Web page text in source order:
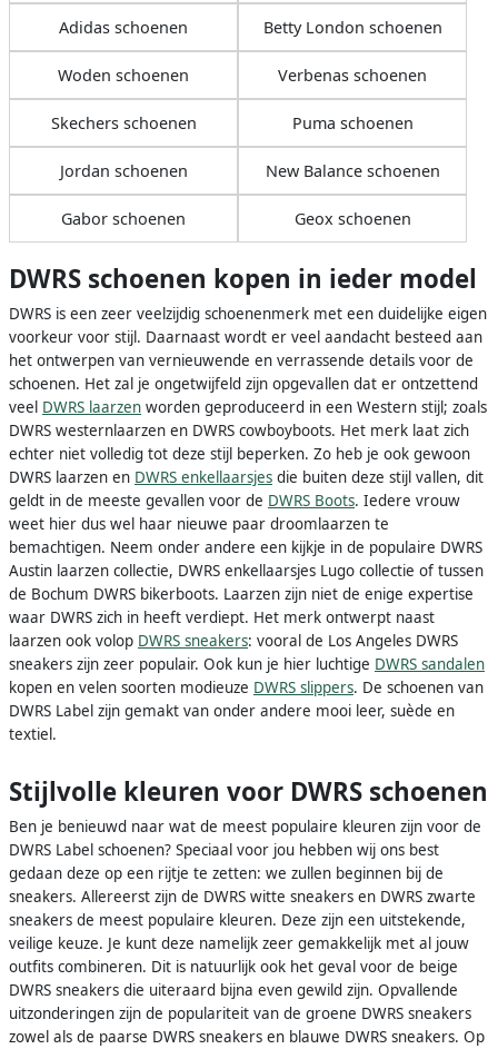
Adidas schoenen Betty London schoenen
Woden schoenen Verbenas schoenen
Skechers schoenen Puma schoenen
Jordan schoenen New Balance schoenen
Gabor schoenen Geox schoenen
DWRS schoenen kopen in ieder model
DWRS is een zeer veelzijdig schoenenmerk met een duidelijke eigen
voorkeur voor stijl. Daarnaast wordt er veel aandacht besteed aan
het ontwerpen van vernieuwende en verrassende details voor de
schoenen. Het zal je ongetwijfeld zijn opgevallen dat er ontzettend
veel DWRS laarzen worden geproduceerd in een Western stijl; zoals
DWRS westernlaarzen en DWRS cowboyboots. Het merk laat zich
echter niet volledig tot deze stijl beperken. Zo heb je ook gewoon
DWRS laarzen en DWRS enkellaarsjes die buiten deze stijl vallen, dit
geldt in de meeste gevallen voor de DWRS Boots. Iedere vrouw
weet hier dus wel haar nieuwe paar droomlaarzen te
bemachtigen. Neem onder andere een kijkje in de populaire DWRS
Austin laarzen collectie, DWRS enkellaarsjes Lugo collectie of tussen
de Bochum DWRS bikerboots. Laarzen zijn niet de enige expertise
waar DWRS zich in heeft verdiept. Het merk ontwerpt naast
laarzen ook volop DWRS sneakers: vooral de Los Angeles DWRS
sneakers zijn zeer populair. Ook kun je hier luchtige DWRS sandalen
kopen en velen soorten modieuze DWRS slippers. De schoenen van
DWRS Label zijn gemakt van onder andere mooi leer, suède en
textiel.
Stijlvolle kleuren voor DWRS schoenen
Ben je benieuwd naar wat de meest populaire kleuren zijn voor de
DWRS Label schoenen? Speciaal voor jou hebben wij ons best
gedaan deze op een rijtje te zetten: we zullen beginnen bij de
sneakers. Allereerst zijn de DWRS witte sneakers en DWRS zwarte
sneakers de meest populaire kleuren. Deze zijn een uitstekende,
veilige keuze. Je kunt deze namelijk zeer gemakkelijk met al jouw
outfits combineren. Dit is natuurlijk ook het geval voor de beige
DWRS sneakers die uiteraard bijna even gewild zijn. Opvallende
uitzonderingen zijn de populariteit van de groene DWRS sneakers
zowel als de paarse DWRS sneakers en blauwe DWRS sneakers. Op